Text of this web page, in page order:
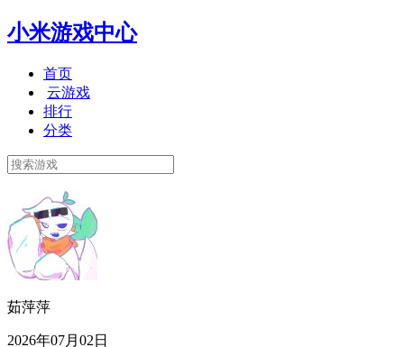
小米游戏中心
首页
云游戏
排行
分类
茹萍萍
2026年07月02日